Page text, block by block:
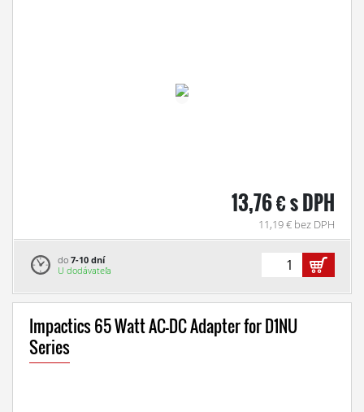
13,76 € s DPH
11,19 € bez DPH
do 7-10 dní
U dodávateľa
Impactics 65 Watt AC-DC Adapter for D1NU
Series